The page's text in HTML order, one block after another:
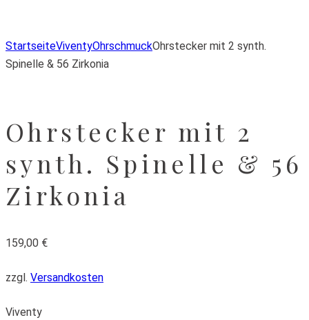
StartseiteViventyOhrschmuckOhrstecker mit 2 synth.
Spinelle & 56 Zirkonia
Ohrstecker mit 2
synth. Spinelle & 56
Zirkonia
159,00 €
zzgl. Versandkosten
Viventy